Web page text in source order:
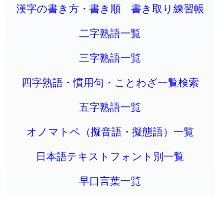
漢字の書き方・書き順 書き取り練習帳
二字熟語一覧
三字熟語一覧
四字熟語・慣用句・ことわざ一覧検索
五字熟語一覧
オノマトペ（擬音語・擬態語）一覧
日本語テキストフォント別一覧
早口言葉一覧